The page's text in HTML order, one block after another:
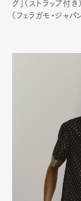
Pen
グ」（ストラップ
（フェラガモ・ジャパ